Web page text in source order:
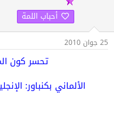
ض
و
ل
ن
ش
أحباب اللمة
25 جوان 2010
تحسر كون
الألماني بكنباور: